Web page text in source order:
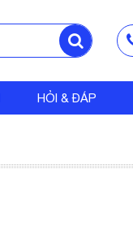
HỎI & ĐÁP